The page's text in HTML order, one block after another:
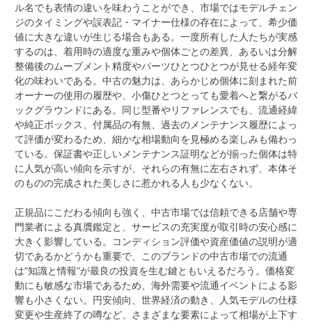
ル名でも表情の違いを味わうことができ、市場ではモデルチェン
ジのタイミングや誤表記・マイナー仕様の存在によって、希少価
値に大きな違いが生じる場合もある。一度所有した人たちが実感
するのは、着用時の適度な重みや個体ごとの差異、あるいは分解
整備後のムーブメント精度やパーツひとつひとつが見せる経年変
化の味わいである。中古の魅力は、あらかじめ個体に刻まれた前
オーナーの使用の履歴や、小傷ひとつとっても愛着へと繋がるバ
ックグラウンドにある。同じ型番やリファレンスでも、流通経緯
や純正ボックス、付属品の有無、過去のメンテナンス履歴によっ
て評価が変わるため、細かな相場動向を見極める楽しみも備わっ
ている。保証書や正しいメンテナンス証明などが揃った個体は特
に人気が高い傾向を示すが、それらの有無に左右されず、本体そ
のものの完成された美しさに惹かれる人も少なくない。
正規品にこだわる傾向も強く、中古市場では信頼できる店舗や専
門業者による真贋鑑定と、サービスの充実度が取引時の安心感に
大きく影響している。コンディション評価や資産価値の説明が適
切であるかどうかも重要で、このブランドの中古市場での流通
は“知識と情報”が最良の投資を生む鍵ともいえるだろう。価格変
動にも敏感な市場であるため、海外需要や流通イベントによる影
響も小さくない。円安傾向、世界経済の動き、人気モデルの仕様
変更や生産終了の噂など、さまざまな要素によって相場が上下す